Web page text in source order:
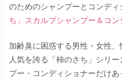
のためのシャンプーとコンディ
ち」スカルプシャンプー＆コン
加齢臭に困惑する男性・女性
人気を誇る「柿のさち」シリ
プー・コンディショナーだけ